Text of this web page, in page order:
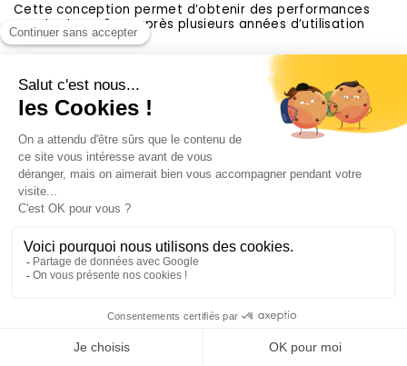
Cette conception permet d’obtenir des performances
constantes même après plusieurs années d’utilisation
intensive.
Des certifications reconnues dans le monde
entier
Les produits Vision X répondent aux normes les plus
exigeantes :
✅ CE
✅ ECE
✅ SAE
✅ IP69K
✅ Normes industrielles internationales
adapté aux applications professionnelles et aux